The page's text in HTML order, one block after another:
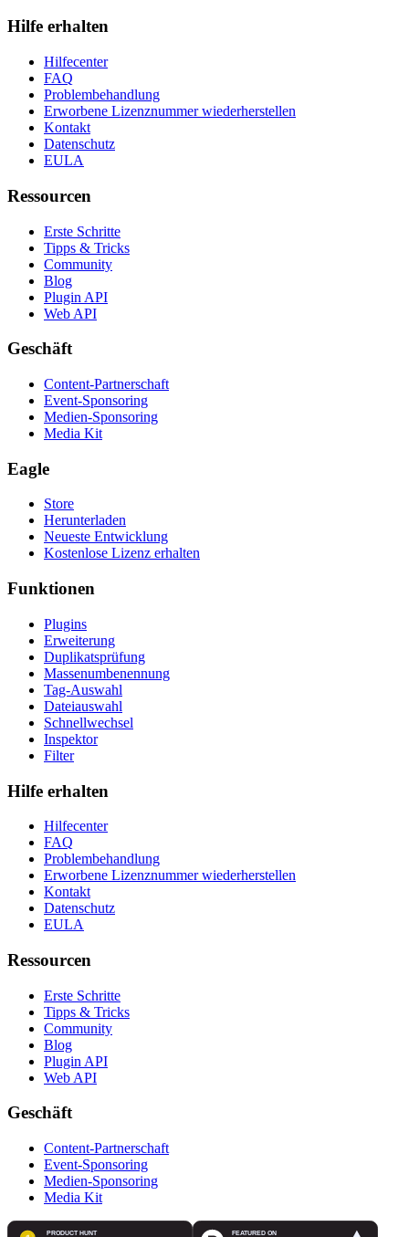
Hilfe erhalten
Hilfecenter
FAQ
Problembehandlung
Erworbene Lizenznummer wiederherstellen
Kontakt
Datenschutz
EULA
Ressourcen
Erste Schritte
Tipps & Tricks
Community
Blog
Plugin API
Web API
Geschäft
Content-Partnerschaft
Event-Sponsoring
Medien-Sponsoring
Media Kit
Eagle
Store
Herunterladen
Neueste Entwicklung
Kostenlose Lizenz erhalten
Funktionen
Plugins
Erweiterung
Duplikatsprüfung
Massenumbenennung
Tag-Auswahl
Dateiauswahl
Schnellwechsel
Inspektor
Filter
Hilfe erhalten
Hilfecenter
FAQ
Problembehandlung
Erworbene Lizenznummer wiederherstellen
Kontakt
Datenschutz
EULA
Ressourcen
Erste Schritte
Tipps & Tricks
Community
Blog
Plugin API
Web API
Geschäft
Content-Partnerschaft
Event-Sponsoring
Medien-Sponsoring
Media Kit